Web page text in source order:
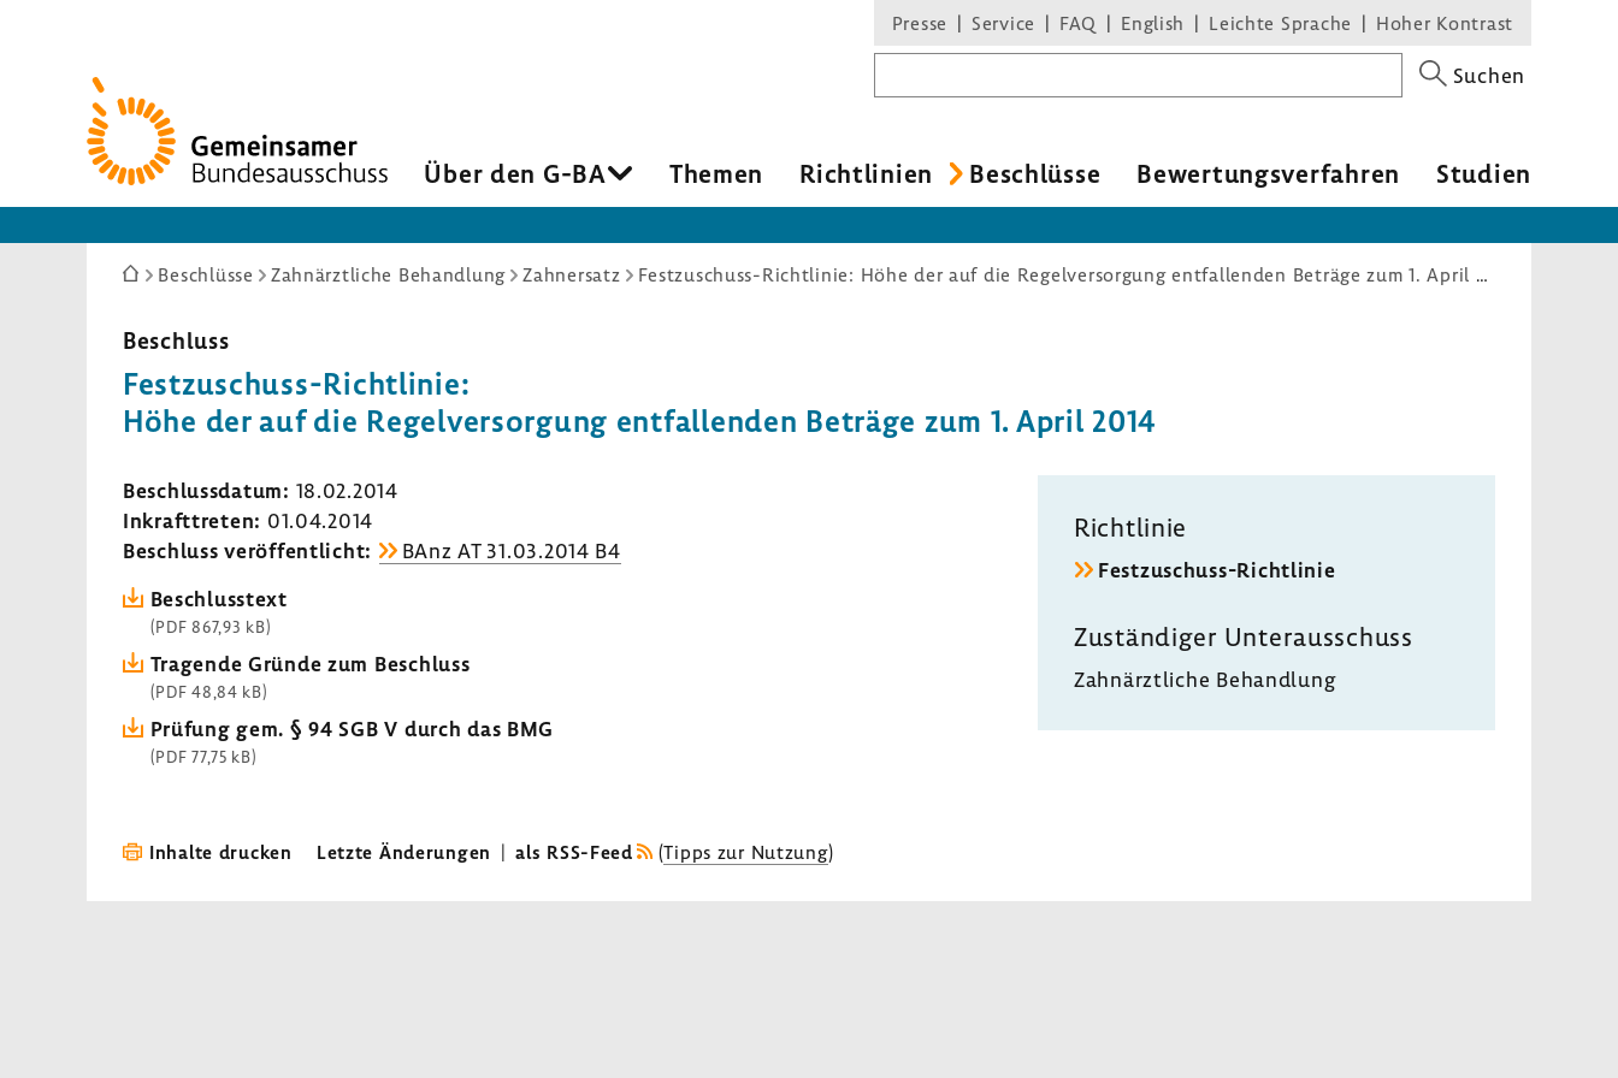
Zur
Startseite
Presse Service FAQ English Leichte Sprache Hoher Kontrast
Suchen
Über den G-BA Themen Richt­li­nien Beschlüsse Bewer­tungs­ver­fahren Studien
Sie
hier:
Beschlüsse Zahnärztliche Behandlung Zahnersatz Festzuschuss-Richtlinie: Höhe der auf die Regelversorgung entfallenden Beträge zum 1. April 2014
Beschluss
Festzuschuss-​Richtlinie:
Höhe der auf die Regel­ver­sor­gung entfal­lenden Beträge zum 1. April 2014
Beschluss­datum: 18.02.2014
Inkraft­treten: 01.04.2014
Beschluss veröf­fent­licht:
BAnz AT 31.03.2014 B4
Beschluss­text
(PDF 867,93 kB)
Tragende Gründe zum Beschluss
(PDF 48,84 kB)
Prüfung gem. § 94 SGB V durch das BMG
(PDF 77,75 kB)
Richt­linie
Festzuschuss-​Richtlinie
Zustän­diger Unter­aus­schuss
Zahn­ärzt­liche Behand­lung
Inhalte drucken Letzte Änderungen | als RSS-Feed (Tipps zur Nutzung)